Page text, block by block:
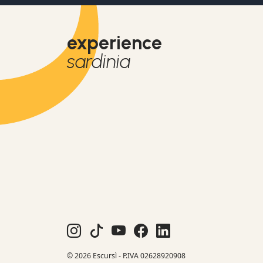
experience
sardinia
© 2026 Escursì - P.IVA 02628920908